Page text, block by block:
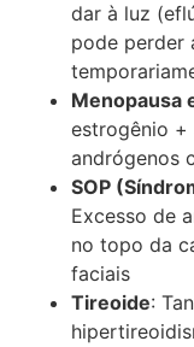
dar à luz
pode perder
Menopausa
estrogênio +
andrógenos
SOP
Excesso de
no topo da
faciais
Tireoide: